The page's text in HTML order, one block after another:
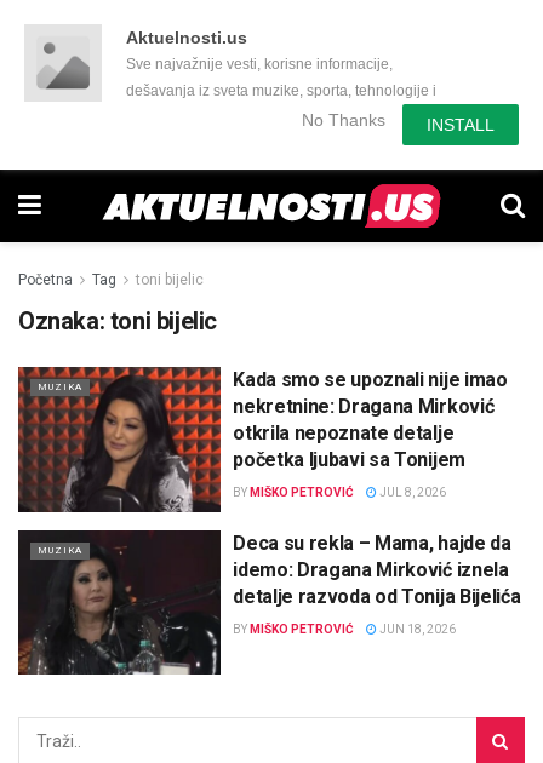
Aktuelnosti.us
Sve najvažnije vesti, korisne informacije,
dešavanja iz sveta muzike, sporta, tehnologije i
još mnogo toga zanimljivog.No Thanks INSTALL
Početna Tag toni bijelic
Oznaka: toni bijelic
MUZIKA
Kada smo se upoznali nije imao
nekretnine: Dragana Mirković
otkrila nepoznate detalje
početka ljubavi sa Tonijem
BY MIŠKO PETROVIĆ JUL 8, 2026
MUZIKA
Deca su rekla – Mama, hajde da
idemo: Dragana Mirković iznela
detalje razvoda od Tonija Bijelića
BY MIŠKO PETROVIĆ JUN 18, 2026